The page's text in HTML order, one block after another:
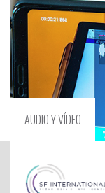
AUDIO Y VÍDEO